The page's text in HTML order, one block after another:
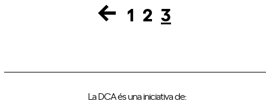
Page
1 Page
2 Page
3
La DCA és una iniciativa de: